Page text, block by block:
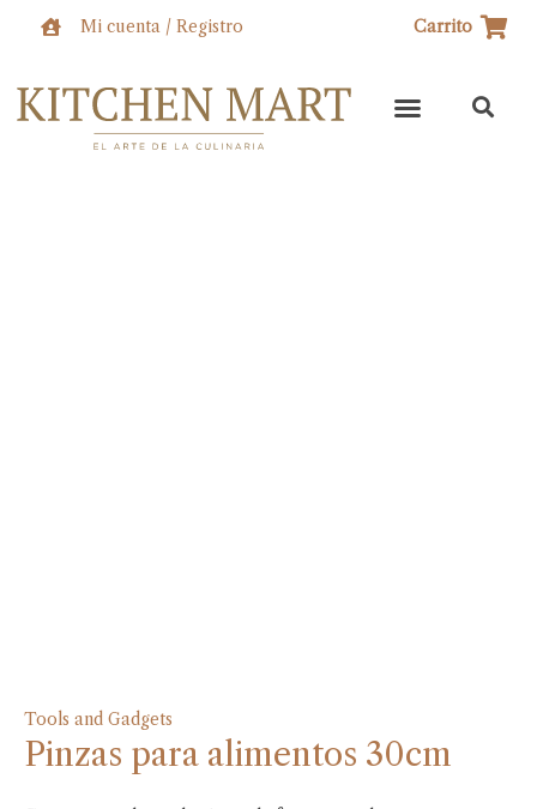
Mi cuenta / Registro Carrito
Tools and Gadgets
Pinzas para alimentos 30cm